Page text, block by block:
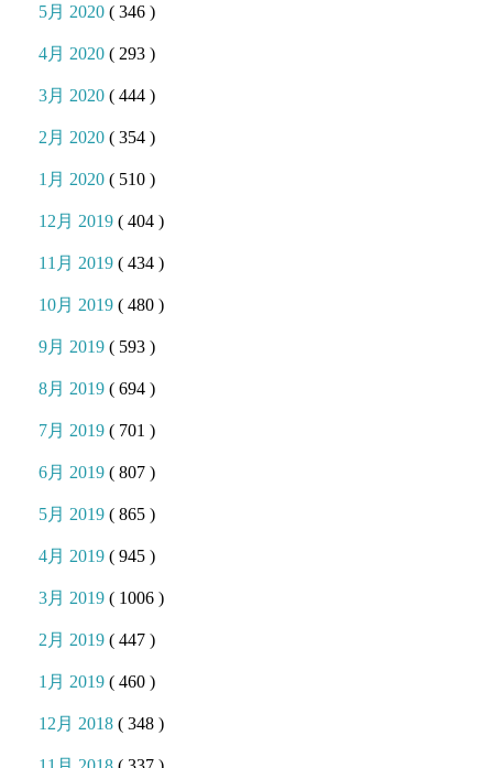
5月 2020( 346 )
4月 2020( 293 )
3月 2020( 444 )
2月 2020( 354 )
1月 2020( 510 )
12月 2019( 404 )
11月 2019( 434 )
10月 2019( 480 )
9月 2019( 593 )
8月 2019( 694 )
7月 2019( 701 )
6月 2019( 807 )
5月 2019( 865 )
4月 2019( 945 )
3月 2019( 1006 )
2月 2019( 447 )
1月 2019( 460 )
12月 2018( 348 )